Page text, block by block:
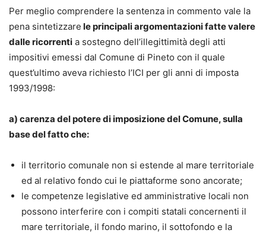
Per meglio comprendere la sentenza in commento vale la
pena sintetizzare le principali argomentazioni fatte valere
dalle ricorrenti a sostegno dell’illegittimità degli atti
impositivi emessi dal Comune di Pineto con il quale
quest’ultimo aveva richiesto l’ICI per gli anni di imposta
1993/1998:
a) carenza del potere di imposizione del Comune, sulla
base del fatto che:
il territorio comunale non si estende al mare territoriale
ed al relativo fondo cui le piattaforme sono ancorate;
le competenze legislative ed amministrative locali non
possono interferire con i compiti statali concernenti il
mare territoriale, il fondo marino, il sottofondo e la